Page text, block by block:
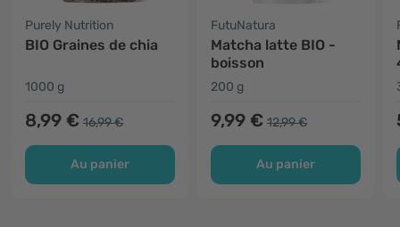
Purely Nutrition
BIO Graines de chia
1000 g
8,99 € 16,99 €
Au panier
FutuNatura
Matcha latte BIO -
boisson
200 g
9,99 € 12,99 €
Au panier